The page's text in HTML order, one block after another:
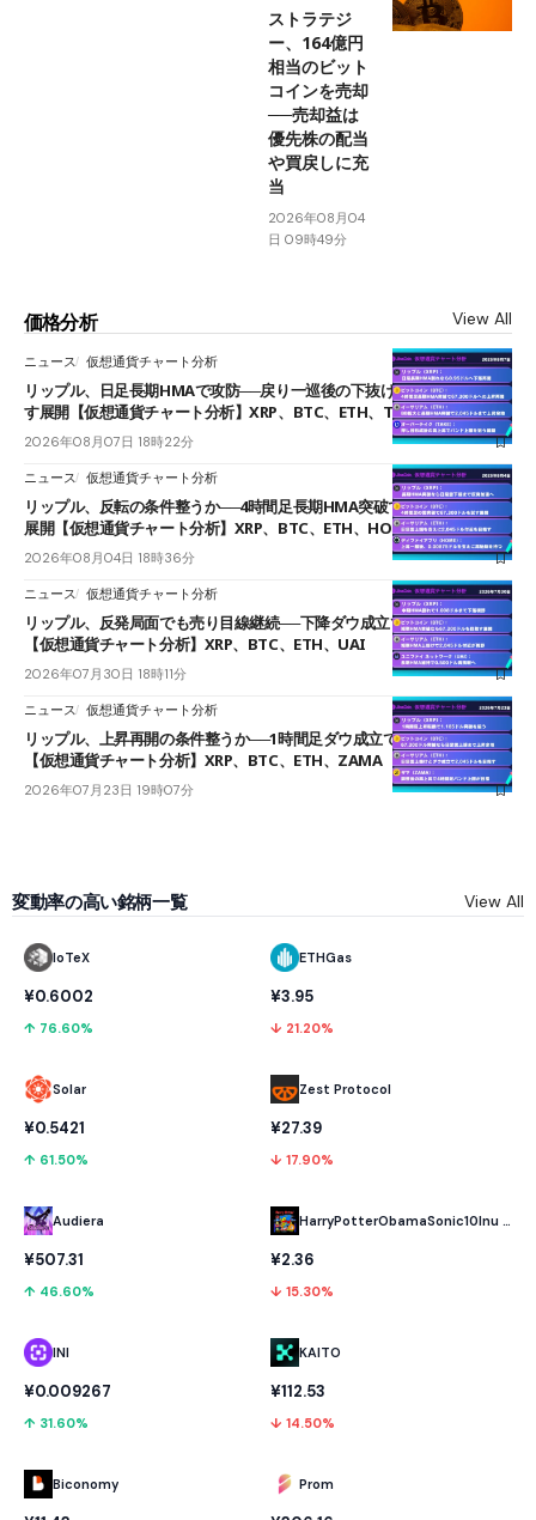
ストラテジ
ー、164億円
相当のビット
コインを売却
──売却益は
優先株の配当
や買戻しに充
当
2026年08月04
日 09時49分
価格分析 View All
ニュース 仮想通貨チャート分析
リップル、日足長期HMAで攻防──戻り一巡後の下抜けで0.95ドルを試
す展開【仮想通貨チャート分析】XRP、BTC、ETH、TAKE
2026年08月07日 18時22分
ニュース 仮想通貨チャート分析
リップル、反転の条件整うか──4時間足長期HMA突破で雲下端を目指す
展開【仮想通貨チャート分析】XRP、BTC、ETH、HOME
2026年08月04日 18時36分
ニュース 仮想通貨チャート分析
リップル、反発局面でも売り目線継続──下降ダウ成立で下値追う展開
【仮想通貨チャート分析】XRP、BTC、ETH、UAI
2026年07月30日 18時11分
ニュース 仮想通貨チャート分析
リップル、上昇再開の条件整うか──1時間足ダウ成立で1.185ドルを狙う
【仮想通貨チャート分析】XRP、BTC、ETH、ZAMA
2026年07月23日 19時07分
変動率の高い銘柄一覧 View All
IoTeX
¥0.6002
↑ 76.60%
Solar
¥0.5421
↑ 61.50%
Audiera
¥507.31
↑ 46.60%
INI
¥0.009267
↑ 31.60%
Biconomy
ETHGas
¥3.95
↓ 21.20%
Zest Protocol
¥27.39
↓ 17.90%
HarryPotterObamaSonic10Inu (ETH)
¥2.36
↓ 15.30%
KAITO
¥112.53
↓ 14.50%
Prom